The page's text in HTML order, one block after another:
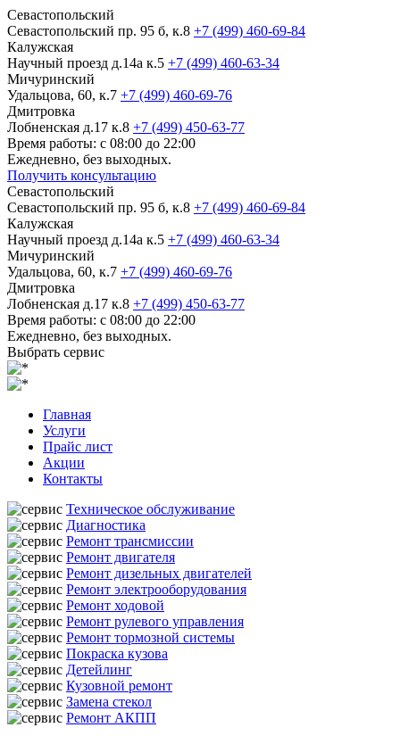
Севастопольский
Севастопольский пр. 95 б, к.8 +7 (499) 460-69-84
Калужская
Научный проезд д.14а к.5 +7 (499) 460-63-34
Мичуринский
Удальцова, 60, к.7 +7 (499) 460-69-76
Дмитровка
Лобненская д.17 к.8 +7 (499) 450-63-77
Время работы: с 08:00 до 22:00
Ежедневно, без выходных.
Получить консультацию
Севастопольский
Севастопольский пр. 95 б, к.8 +7 (499) 460-69-84
Калужская
Научный проезд д.14а к.5 +7 (499) 460-63-34
Мичуринский
Удальцова, 60, к.7 +7 (499) 460-69-76
Дмитровка
Лобненская д.17 к.8 +7 (499) 450-63-77
Время работы: с 08:00 до 22:00
Ежедневно, без выходных.
Выбрать сервис
Главная
Услуги
Прайс лист
Акции
Контакты
Техническое обслуживание
Диагностика
Ремонт трансмиссии
Ремонт двигателя
Ремонт дизельных двигателей
Ремонт электрооборудования
Ремонт ходовой
Ремонт рулевого управления
Ремонт тормозной системы
Покраска кузова
Детейлинг
Кузовной ремонт
Замена стекол
Ремонт АКПП